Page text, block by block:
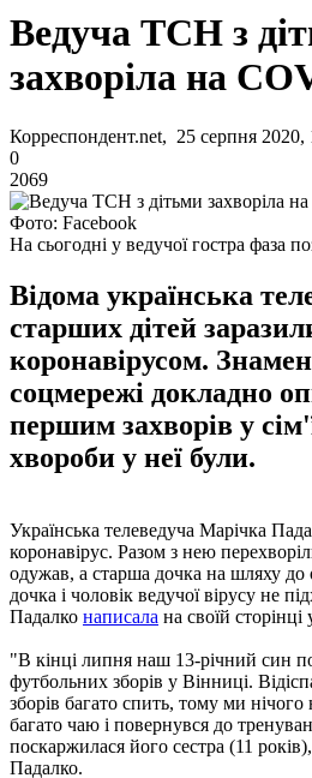
Ведуча ТСН з
захворіла на
Корреспондент.net, 25 серпня 2020,
0
2069
Фото: Facebook
На сьогодні у ведучої гостра фаза
Відома українська
старших дітей
коронавірусом.
соцмережі докладно
першим захворів у
хвороби у неї були.
Українська телеведуча Марічка
коронавірус. Разом з нею
одужав, а старша дочка на шляху
дочка і чоловік ведучої вірусу не
Падалко написала на своїй сторінці
"В кінці липня наш 13-річний син
футбольних зборів у Вінниці.
зборів багато спить, тому ми
багато чаю і повернувся до
поскаржилася його сестра (11
Падалко.